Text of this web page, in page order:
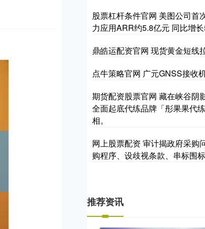
股票杠杆条件官网 美图公司首
力应用ARR约5.8亿元 同比增
鼎皓运配资官网 现货黄金短线
点牛策略官网 广元GNSS接收
期货配资股票官网 藏在峡谷阴
全面起底代练品牌「彤果果代
相。
网上股票配资 审计揭政府采购
购程序、设歧视条款、串标围标
推荐资讯